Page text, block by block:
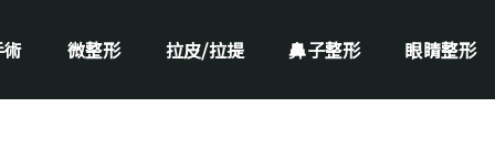
微整形 拉皮/拉提 鼻子整形 眼睛整形